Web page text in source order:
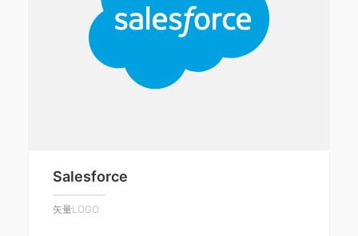
Salesforce
矢量LOGO